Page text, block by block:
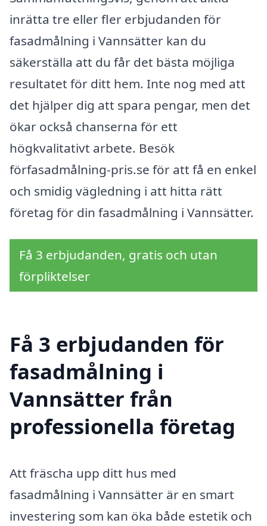
inrätta tre eller fler erbjudanden för
fasadmålning i Vannsätter kan du
säkerställa att du får det bästa möjliga
resultatet för ditt hem. Inte nog med att
det hjälper dig att spara pengar, men det
ökar också chanserna för ett
högkvalitativt arbete. Besök
förfasadmålning-pris.se för att få en enkel
och smidig vägledning i att hitta rätt
företag för din fasadmålning i Vannsätter.
Få 3 erbjudanden, gratis och utan
förpliktelser
Få 3 erbjudanden för
fasadmålning i
Vannsätter från
professionella företag
Att fräscha upp ditt hus med
fasadmålning i Vannsätter är en smart
investering som kan öka både estetik och